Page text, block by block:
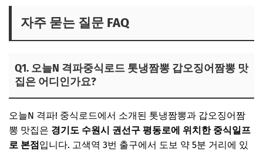
자주 묻는 질문 FAQ
Q1. 오늘N 격파중식로드 톳냉짬뽕 갑오징어짬뽕 맛
집은 어디인가요?
오늘N 격파! 중식로드에서 소개된 톳냉짬뽕과 갑오징어짬
뽕 맛집은 경기도 수원시 권선구 평동로에 위치한 중식일프
로 본점입니다. 고색역 3번 출구에서 도보 약 5분 거리에 있